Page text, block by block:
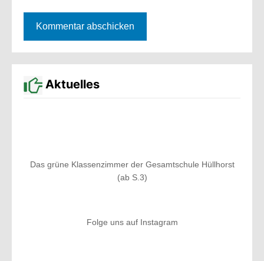
Aktuelles
Das grüne Klassenzimmer der Gesamtschule Hüllhorst
(ab S.3)
Folge uns auf Instagram